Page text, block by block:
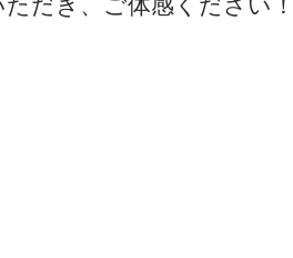
だき、ご体感ください！